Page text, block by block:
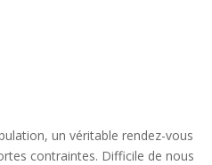
un véritable rendez-vous
contraintes. Difficile de nous